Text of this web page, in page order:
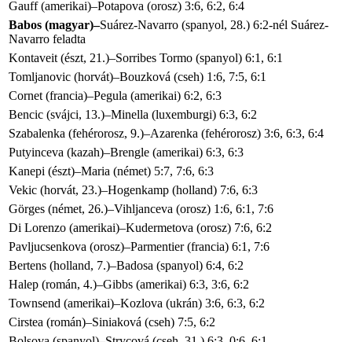
Gauff (amerikai)–Potapova (orosz) 3:6, 6:2, 6:4
Babos (magyar)–Suárez-Navarro (spanyol, 28.) 6:2-nél Suárez-
Navarro feladta
Kontaveit (észt, 21.)–Sorribes Tormo (spanyol) 6:1, 6:1
Tomljanovic (horvát)–Bouzková (cseh) 1:6, 7:5, 6:1
Cornet (francia)–Pegula (amerikai) 6:2, 6:3
Bencic (svájci, 13.)–Minella (luxemburgi) 6:3, 6:2
Szabalenka (fehérorosz, 9.)–Azarenka (fehérorosz) 3:6, 6:3, 6:4
Putyinceva (kazah)–Brengle (amerikai) 6:3, 6:3
Kanepi (észt)–Maria (német) 5:7, 7:6, 6:3
Vekic (horvát, 23.)–Hogenkamp (holland) 7:6, 6:3
Görges (német, 26.)–Vihljanceva (orosz) 1:6, 6:1, 7:6
Di Lorenzo (amerikai)–Kudermetova (orosz) 7:6, 6:2
Pavljucsenkova (orosz)–Parmentier (francia) 6:1, 7:6
Bertens (holland, 7.)–Badosa (spanyol) 6:4, 6:2
Halep (román, 4.)–Gibbs (amerikai) 6:3, 3:6, 6:2
Townsend (amerikai)–Kozlova (ukrán) 3:6, 6:3, 6:2
Cirstea (román)–Siniaková (cseh) 7:5, 6:2